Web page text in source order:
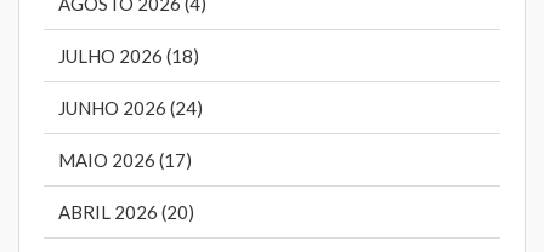
JULHO 2026 (18)
JUNHO 2026 (24)
MAIO 2026 (17)
ABRIL 2026 (20)